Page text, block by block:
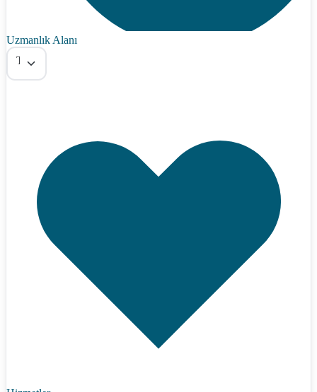
Uzmanlık Alanı
Tümü